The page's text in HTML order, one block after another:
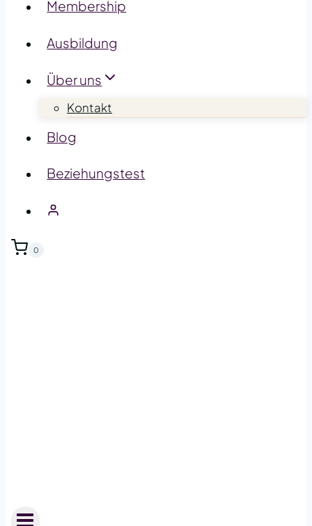
Membership
Ausbildung
Über uns
Kontakt
Blog
Beziehungstest
0